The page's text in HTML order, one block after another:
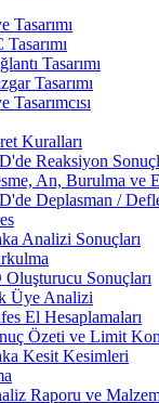
Tasarımı
Tasarımı
Tasarımı
Tasarımı
Tasarımcısı
Kuralları
Reaksiyon
An, Burulma ve
Deplasman /
Analizi Sonuçları
Oluşturucu Sonuçları
Üye Analizi
El Hesaplamaları
Özeti ve Limit
Kesit Kesimleri
Raporu ve